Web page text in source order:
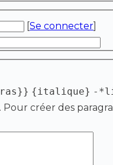
[Se connecter]
{italique} -
. Pour créer des